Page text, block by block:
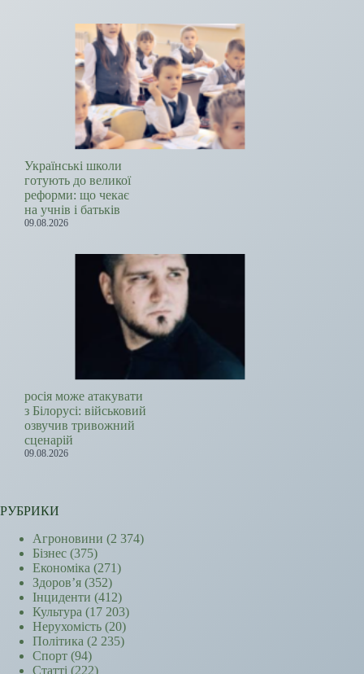
Українські школи
готують до великої
реформи: що чекає
на учнів і батьків
09.08.2026
росія може атакувати
з Білорусі: військовий
озвучив тривожний
сценарій
09.08.2026
РУБРИКИ
Агроновини (2 374)
Бізнес (375)
Економіка (271)
Здоров’я (352)
Інциденти (412)
Культура (17 203)
Нерухомість (20)
Політика (2 235)
Спорт (94)
Статті (222)